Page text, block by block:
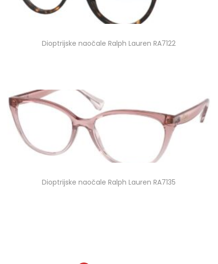
Dioptrijske naočale Ralph Lauren RA7122
Dioptrijske naočale Ralph Lauren RA7135